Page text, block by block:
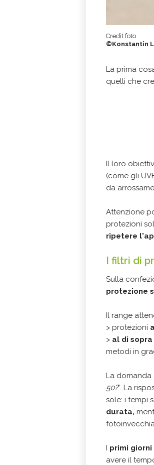
Credit foto
©Konstantin
La prima
quelli che
Il loro
(come gli
da
Attenzione
protezioni
ripetere
I filtri di
Sulla
protezione
Il range
> protezioni
> al di
metodi in
La domanda
50?”. La
sole: i tempi
durata,
I primi giorni
avere il